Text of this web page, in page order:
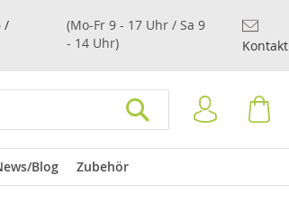
/
(Mo-Fr 9 - 17 Uhr / Sa 9
- 14 Uhr)
Kontakt
Anmelden
Blog Zubehör